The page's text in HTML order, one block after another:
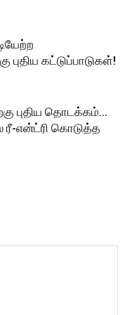
கட்டுப்பாடுகள்!
புதிய தொடக்கம்…
ரீ-என்ட்ரி கொடுத்த